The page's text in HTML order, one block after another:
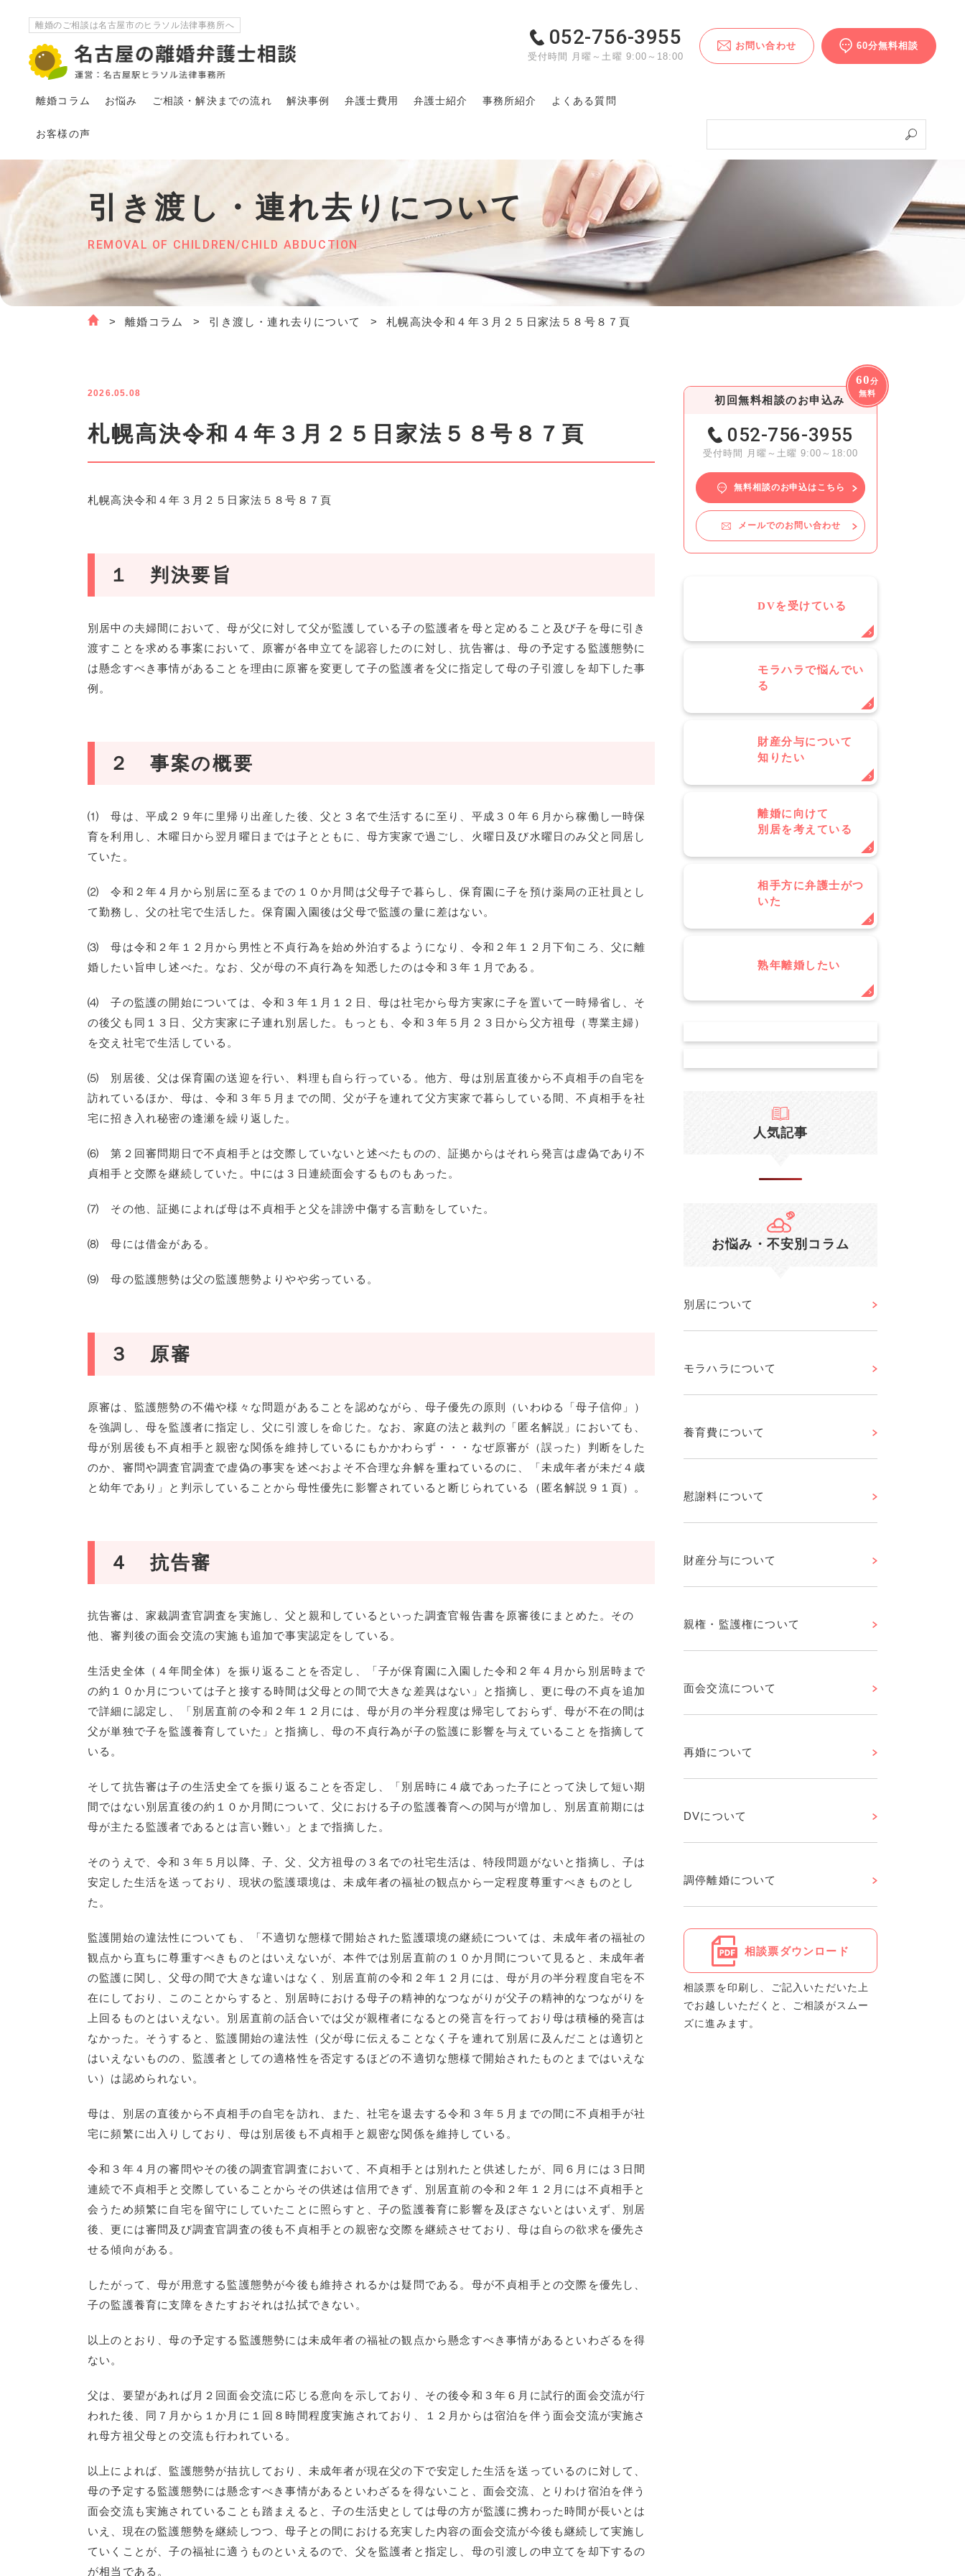
離婚のご相談は名古屋市のヒラソル法律事務所へ
離婚コラム お悩み ご相談・解決 までの流れ 解決事例 弁護士費用 弁護士紹介 事務所紹介 よくある質問
お客様の声
052-756-3955
受付時間 月曜～土曜 9:00～18:00
60分無料相談
お問い合わせ
引き渡し・連れ去りについて
REMOVAL OF CHILDREN/CHILD ABDUCTION
離婚コラム 引き渡し・連れ去りについて 札幌高決令和４年３月２５日家法５８号８７頁
2026.05.08
札幌高決令和４年３月２５日家法５８号８７頁
札幌高決令和４年３月２５日家法５８号８７頁
１ 判決要旨
別居中の夫婦間において、母が父に対して父が監護している子の監護者を母と定めること及び子を母に引き
渡すことを求める事案において、原審が各申立てを認容したのに対し、抗告審は、母の予定する監護態勢に
は懸念すべき事情があることを理由に原審を変更して子の監護者を父に指定して母の子引渡しを却下した事
例。
２ 事案の概要
⑴ 母は、平成２９年に里帰り出産した後、父と３名で生活するに至り、平成３０年６月から稼働し一時保
育を利用し、木曜日から翌月曜日までは子とともに、母方実家で過ごし、火曜日及び水曜日のみ父と同居し
ていた。
⑵ 令和２年４月から別居に至るまでの１０か月間は父母子で暮らし、保育園に子を預け薬局の正社員とし
て勤務し、父の社宅で生活した。保育園入園後は父母で監護の量に差はない。
⑶ 母は令和２年１２月から男性と不貞行為を始め外泊するようになり、令和２年１２月下旬ころ、父に離
婚したい旨申し述べた。なお、父が母の不貞行為を知悉したのは令和３年１月である。
⑷ 子の監護の開始については、令和３年１月１２日、母は社宅から母方実家に子を置いて一時帰省し、そ
の後父も同１３日、父方実家に子連れ別居した。もっとも、令和３年５月２３日から父方祖母（専業主婦）
を交え社宅で生活している。
⑸ 別居後、父は保育園の送迎を行い、料理も自ら行っている。他方、母は別居直後から不貞相手の自宅を
訪れているほか、母は、令和３年５月までの間、父が子を連れて父方実家で暮らしている間、不貞相手を社
宅に招き入れ秘密の逢瀬を繰り返した。
⑹ 第２回審問期日で不貞相手とは交際していないと述べたものの、証拠からはそれら発言は虚偽であり不
貞相手と交際を継続していた。中には３日連続面会するものもあった。
⑺ その他、証拠によれば母は不貞相手と父を誹謗中傷する言動をしていた。
⑻ 母には借金がある。
⑼ 母の監護態勢は父の監護態勢よりやや劣っている。
３ 原審
原審は、監護態勢の不備や様々な問題があることを認めながら、母子優先の原則（いわゆる「母子信仰」）
を強調し、母を監護者に指定し、父に引渡しを命じた。なお、家庭の法と裁判の「匿名解説」においても、
母が別居後も不貞相手と親密な関係を維持しているにもかかわらず・・・なぜ原審が（誤った）判断をした
のか、審問や調査官調査で虚偽の事実を述べおよそ不合理な弁解を重ねているのに、「未成年者が未だ４歳
と幼年であり」と判示していることから母性優先に影響されていると断じられている（匿名解説９１頁）。
４ 抗告審
抗告審は、家裁調査官調査を実施し、父と親和しているといった調査官報告書を原審後にまとめた。その
他、審判後の面会交流の実施も追加で事実認定をしている。
生活史全体（４年間全体）を振り返ることを否定し、「子が保育園に入園した令和２年４月から別居時まで
の約１０か月については子と接する時間は父母との間で大きな差異はない」と指摘し、更に母の不貞を追加
で詳細に認定し、「別居直前の令和２年１２月には、母が月の半分程度は帰宅しておらず、母が不在の間は
父が単独で子を監護養育していた」と指摘し、母の不貞行為が子の監護に影響を与えていることを指摘して
いる。
そして抗告審は子の生活史全てを振り返ることを否定し、「別居時に４歳であった子にとって決して短い期
間ではない別居直後の約１０か月間について、父における子の監護養育への関与が増加し、別居直前期には
母が主たる監護者であるとは言い難い」とまで指摘した。
そのうえで、令和３年５月以降、子、父、父方祖母の３名での社宅生活は、特段問題がないと指摘し、子は
安定した生活を送っており、現状の監護環境は、未成年者の福祉の観点から一定程度尊重すべきものとし
た。
監護開始の違法性についても、「不適切な態様で開始された監護環境の継続については、未成年者の福祉の
観点から直ちに尊重すべきものとはいえないが、本件では別居直前の１０か月間について見ると、未成年者
の監護に関し、父母の間で大きな違いはなく、別居直前の令和２年１２月には、母が月の半分程度自宅を不
在にしており、このことからすると、別居時における母子の精神的なつながりが父子の精神的なつながりを
上回るものとはいえない。別居直前の話合いでは父が親権者になるとの発言を行っており母は積極的発言は
なかった。そうすると、監護開始の違法性（父が母に伝えることなく子を連れて別居に及んだことは適切と
はいえないものの、監護者としての適格性を否定するほどの不適切な態様で開始されたものとまではいえな
い）は認められない。
母は、別居の直後から不貞相手の自宅を訪れ、また、社宅を退去する令和３年５月までの間に不貞相手が社
宅に頻繁に出入りしており、母は別居後も不貞相手と親密な関係を維持している。
令和３年４月の審問やその後の調査官調査において、不貞相手とは別れたと供述したが、同６月には３日間
連続で不貞相手と交際していることからその供述は信用できず、別居直前の令和２年１２月には不貞相手と
会うため頻繁に自宅を留守にしていたことに照らすと、子の監護養育に影響を及ぼさないとはいえず、別居
後、更には審問及び調査官調査の後も不貞相手との親密な交際を継続させており、母は自らの欲求を優先さ
せる傾向がある。
したがって、母が用意する監護態勢が今後も維持されるかは疑問である。母が不貞相手との交際を優先し、
子の監護養育に支障をきたすおそれは払拭できない。
以上のとおり、母の予定する監護態勢には未成年者の福祉の観点から懸念すべき事情があるといわざるを得
ない。
父は、要望があれば月２回面会交流に応じる意向を示しており、その後令和３年６月に試行的面会交流が行
われた後、同７月から１か月に１回８時間程度実施されており、１２月からは宿泊を伴う面会交流が実施さ
れ母方祖父母との交流も行われている。
以上によれば、監護態勢が拮抗しており、未成年者が現在父の下で安定した生活を送っているのに対して、
母の予定する監護態勢には懸念すべき事情があるといわざるを得ないこと、面会交流、とりわけ宿泊を伴う
面会交流も実施されていることも踏まえると、子の生活史としては母の方が監護に携わった時間が長いとは
いえ、現在の監護態勢を継続しつつ、母子との間における充実した内容の面会交流が今後も継続して実施し
ていくことが、子の福祉に適うものといえるので、父を監護者と指定し、母の引渡しの申立てを却下するの
が相当である。
60分
無料
初回無料相談のお申込み
052-756-3955
受付時間 月曜～土曜 9:00～18:00
無料相談のお申込はこちら
メールでのお問い合わせ
DVを受けている
モラハラで悩んでい
る
財産分与について
知りたい
離婚に向けて
別居を考えている
相手方に弁護士がつ
いた
熟年離婚したい
人気記事
お悩み・不安別コラム
別居について
モラハラについて
養育費について
慰謝料について
財産分与について
親権・監護権について
面会交流について
再婚について
DVについて
調停離婚について
相談票ダウンロード
相談票を印刷し、ご記入いただいた上
でお越しいただくと、ご相談がスムー
ズに進みます。